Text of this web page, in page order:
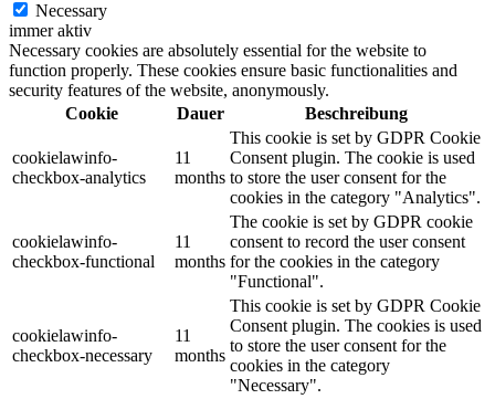
Necessary
immer aktiv
Necessary cookies are absolutely essential for the website to
function properly. These cookies ensure basic functionalities and
security features of the website, anonymously.
Cookie
Dauer Beschreibung
cookielawinfo-
checkbox-analytics
11
months
This cookie is set by GDPR Cookie
Consent plugin. The cookie is used
to store the user consent for the
cookies in the category "Analytics".
cookielawinfo-
checkbox-functional
11
months
The cookie is set by GDPR cookie
consent to record the user consent
for the cookies in the category
"Functional".
cookielawinfo-
checkbox-necessary
11
months
This cookie is set by GDPR Cookie
Consent plugin. The cookies is used
to store the user consent for the
cookies in the category
"Necessary".